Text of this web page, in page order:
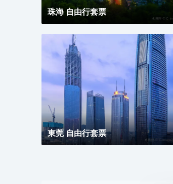
珠海 自由行套票
東莞 自由行套票